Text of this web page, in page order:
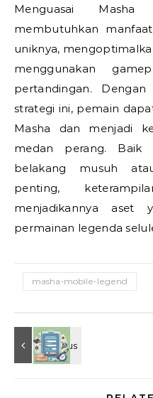
Menguasai
membutuhkan
uniknya,
menggunakan
pertandingan.
strategi ini, pemain
Masha dan menjadi
medan perang.
belakang musuh
penting,
menjadikannya
permainan legenda
masha-mobile-legend